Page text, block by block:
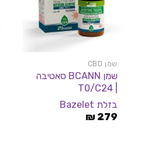
שמן CBD
שמן BCANN סאטיבה
| T0/C24
בזלת Bazelet
279
₪